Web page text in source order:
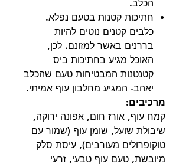
הכלב.
חתיכות קטנות בטעם נפלא.
כלבים קטנים נוטים להיות
בררנים באשר למזונם. לכן,
האוכל מגיע בחתיכות ביס
קטנטנות המבטיחות טעם שהכלב
יאהב- המגיע מחלבון עוף אמיתי.
מרכיבים:
קמח עוף, אורז חום, אפונה ירוקה,
שיבולת שועל, שומן עוף (שמור עם
טוקופרולים מעורבים), עיסת סלק
מיובשת, טעם עוף טבעי, זרעי